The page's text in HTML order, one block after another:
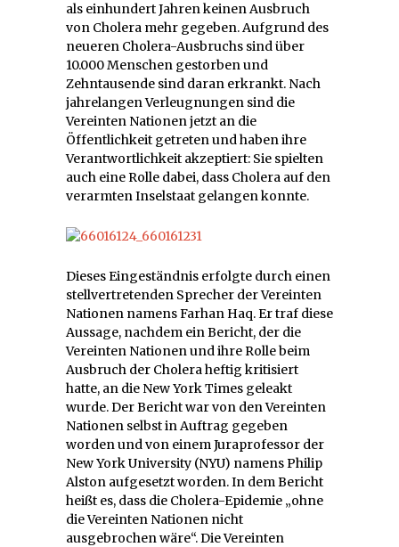
als einhundert Jahren keinen Ausbruch
von Cholera mehr gegeben. Aufgrund des
neueren Cholera-Ausbruchs sind über
10.000 Menschen gestorben und
Zehntausende sind daran erkrankt. Nach
jahrelangen Verleugnungen sind die
Vereinten Nationen jetzt an die
Öffentlichkeit getreten und haben ihre
Verantwortlichkeit akzeptiert: Sie spielten
auch eine Rolle dabei, dass Cholera auf den
verarmten Inselstaat gelangen konnte.
Dieses Eingeständnis erfolgte durch einen
stellvertretenden Sprecher der Vereinten
Nationen namens Farhan Haq. Er traf diese
Aussage, nachdem ein Bericht, der die
Vereinten Nationen und ihre Rolle beim
Ausbruch der Cholera heftig kritisiert
hatte, an die New York Times geleakt
wurde. Der Bericht war von den Vereinten
Nationen selbst in Auftrag gegeben
worden und von einem Juraprofessor der
New York University (NYU) namens Philip
Alston aufgesetzt worden. In dem Bericht
heißt es, dass die Cholera-Epidemie „ohne
die Vereinten Nationen nicht
ausgebrochen wäre“. Die Vereinten